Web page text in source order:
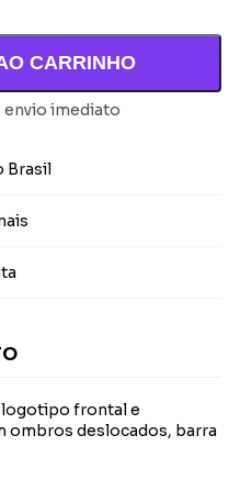
CARRINHO
envio imediato
Brasil
logotipo frontal e
ombros deslocados, barra